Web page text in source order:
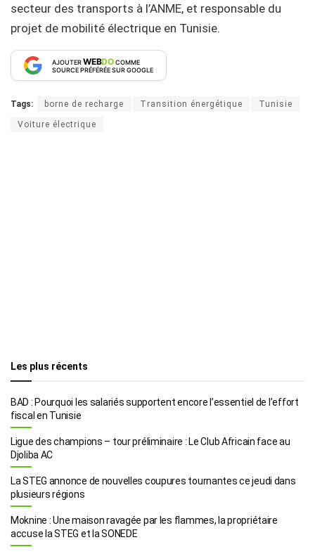
secteur des transports à l’ANME, et responsable du
projet de mobilité électrique en Tunisie.
AJOUTERWEBDOCOMME
SOURCE PRÉFÉRÉE SUR GOOGLE
Tags: borne de recharge Transition énergétique Tunisie
Voiture électrique
Les plus récents
BAD : Pourquoi les salariés supportent encore l’essentiel de l’effort
fiscal en Tunisie
Ligue des champions – tour préliminaire : Le Club Africain face au
Djoliba AC
La STEG annonce de nouvelles coupures tournantes ce jeudi dans
plusieurs régions
Moknine : Une maison ravagée par les flammes, la propriétaire
accuse la STEG et la SONEDE